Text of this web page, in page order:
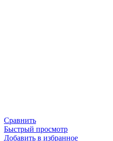
Сравнить
Быстрый просмотр
Добавить в избранное